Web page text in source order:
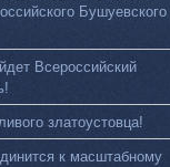
Бушуевского
Всероссийский
златоустовца!
к масштабному